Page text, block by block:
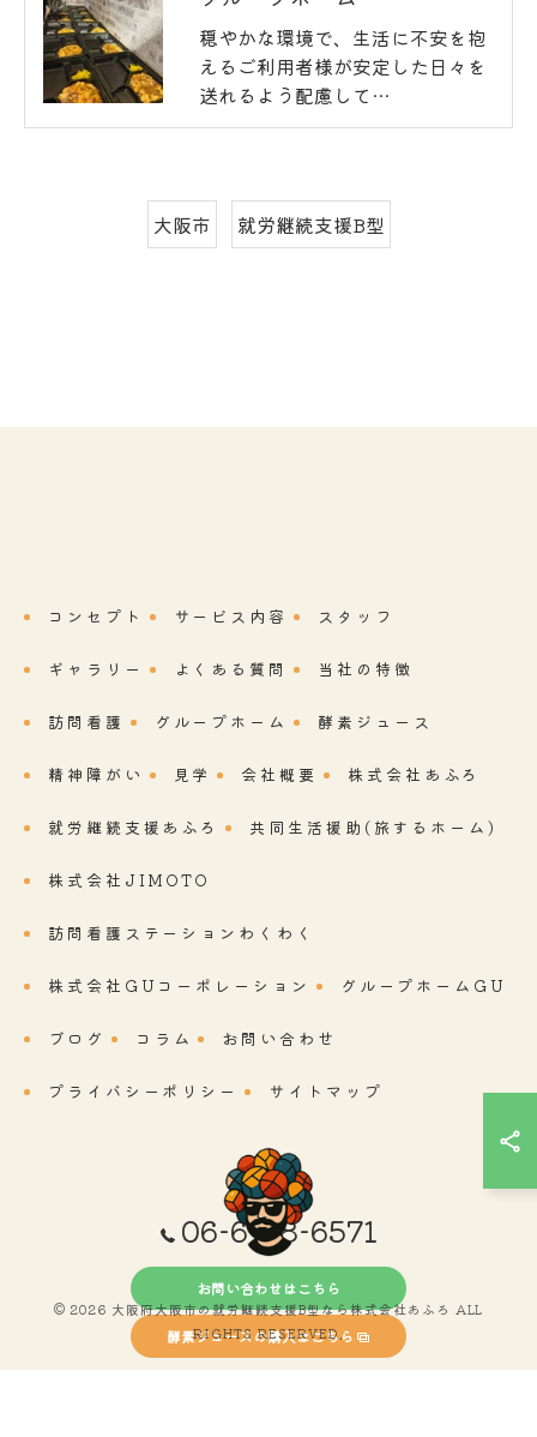
穏やかな環境で、生活に不安を抱
えるご利用者様が安定した日々を
送れるよう配慮して…
大阪市 就労継続支援B型
06-6718-6571
お問い合わせはこちら
酵素ジュースの購入はこちら
コンセプト サービス内容 スタッフ
ギャラリー よくある質問 当社の特徴
訪問看護 グループホーム 酵素ジュース
精神障がい 見学 会社概要 株式会社あふろ
就労継続支援あふろ 共同生活援助(旅するホーム)
株式会社JIMOTO
訪問看護ステーションわくわく
株式会社GUコーポレーション グループホームGU
ブログ コラム お問い合わせ
プライバシーポリシー サイトマップ
© 2026 大阪府大阪市の就労継続支援B型なら株式会社あふろ ALL
RIGHTS RESERVED.